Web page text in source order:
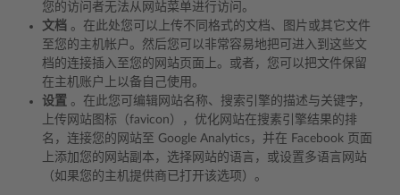
您的访问者无法从网站菜单进行访问。
文档 。在此处您可以上传不同格式的文档、图片或其它文件
至您的主机帐户。然后您可以非常容易地把可进入到这些文
档的连接插入至您的网站页面上。或者，您可以把文件保留
在主机账户上以备自己使用。
设置 。在此您可编辑网站名称、搜索引擎的描述与关键字，
上传网站图标（favicon），优化网站在搜素引擎结果的排
名，连接您的网站至 Google Analytics，并在 Facebook 页面
上添加您的网站副本，选择网站的语言，或设置多语言网站
（如果您的主机提供商已打开该选项）。